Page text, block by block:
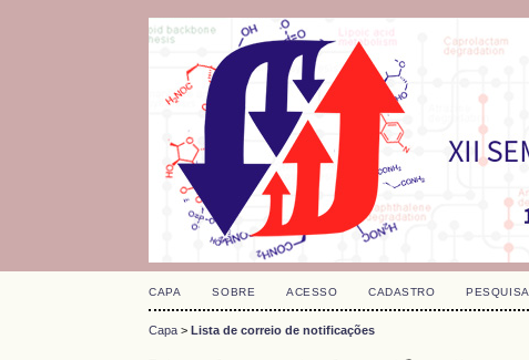
CAPA SOBRE ACESSO CADASTRO PESQUISA
Capa >Lista de correio de notificações